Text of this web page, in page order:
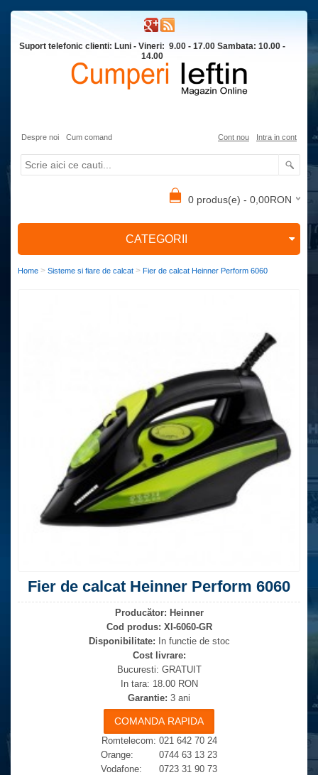
Suport telefonic clienti: Luni - Vineri: 9.00 - 17.00 Sambata: 10.00 -
14.00
Despre noi Cum comand Cont nou Intra in cont
0 produs(e) - 0,00RON
CATEGORII
Home > Sisteme si fiare de calcat > Fier de calcat Heinner Perform 6060
Fier de calcat Heinner Perform 6060
Producător: Heinner
Cod produs: XI-6060-GR
Disponibilitate: In functie de stoc
Cost livrare:
Bucuresti: GRATUIT
In tara: 18.00 RON
Garantie: 3 ani
Romtelecom: 021 642 70 24
Orange: 0744 63 13 23
Vodafone: 0723 31 90 73